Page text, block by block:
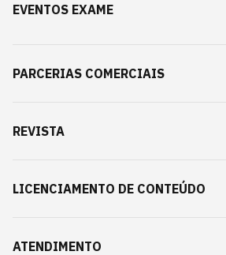
EVENTOS EXAME
PARCERIAS COMERCIAIS
REVISTA
LICENCIAMENTO DE CONTEÚDO
ATENDIMENTO